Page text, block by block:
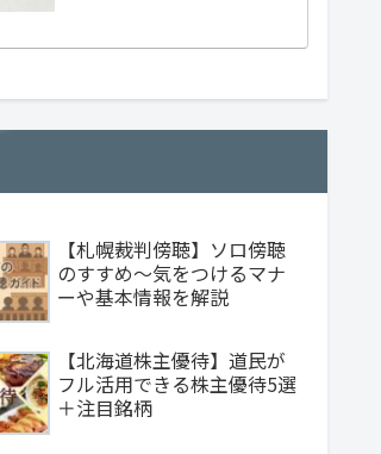
【札幌裁判傍聴】ソロ傍聴
のすすめ～気をつけるマナ
ーや基本情報を解説
【北海道株主優待】道民が
フル活用できる株主優待5選
＋注目銘柄